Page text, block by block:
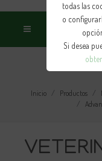
todas las
o
Si desea
Inicio Productos